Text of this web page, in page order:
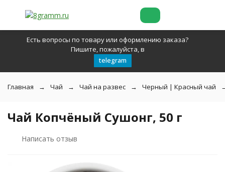
Есть вопросы по товару или оформлению заказа?
Пишите, пожалуйста, в
telegram
Главная Чай Чай на развес Черный | Красный чай
Чай Копчёный Сушонг, 50 г
Написать отзыв